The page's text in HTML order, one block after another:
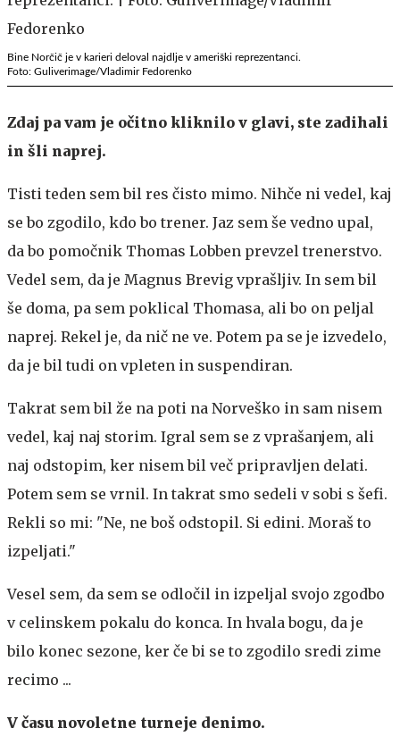
Bine Norčič je v karieri deloval najdlje v ameriški reprezentanci.
Foto: Guliverimage/Vladimir Fedorenko
Zdaj pa vam je očitno kliknilo v glavi, ste zadihali
in šli naprej.
Tisti teden sem bil res čisto mimo. Nihče ni vedel, kaj
se bo zgodilo, kdo bo trener. Jaz sem še vedno upal,
da bo pomočnik Thomas Lobben prevzel trenerstvo.
Vedel sem, da je Magnus Brevig vprašljiv. In sem bil
še doma, pa sem poklical Thomasa, ali bo on peljal
naprej. Rekel je, da nič ne ve. Potem pa se je izvedelo,
da je bil tudi on vpleten in suspendiran.
Takrat sem bil že na poti na Norveško in sam nisem
vedel, kaj naj storim. Igral sem se z vprašanjem, ali
naj odstopim, ker nisem bil več pripravljen delati.
Potem sem se vrnil. In takrat smo sedeli v sobi s šefi.
Rekli so mi: "Ne, ne boš odstopil. Si edini. Moraš to
izpeljati."
Vesel sem, da sem se odločil in izpeljal svojo zgodbo
v celinskem pokalu do konca. In hvala bogu, da je
bilo konec sezone, ker če bi se to zgodilo sredi zime
recimo ...
V času novoletne turneje denimo.